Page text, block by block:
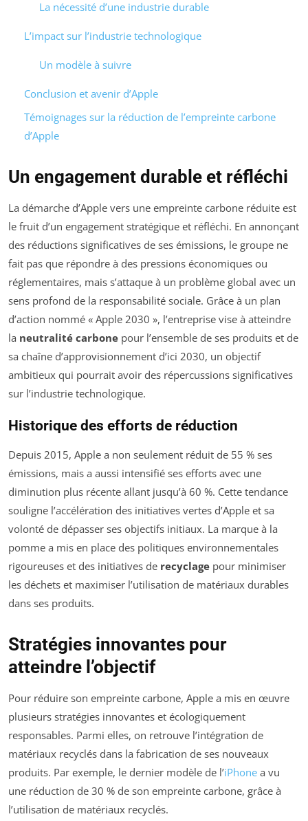
La nécessité d’une industrie durable
L’impact sur l’industrie technologique
Un modèle à suivre
Conclusion et avenir d’Apple
Témoignages sur la réduction de l’empreinte carbone
d’Apple
Un engagement durable et réfléchi
La démarche d’Apple vers une empreinte carbone réduite est
le fruit d’un engagement stratégique et réfléchi. En annonçant
des réductions significatives de ses émissions, le groupe ne
fait pas que répondre à des pressions économiques ou
réglementaires, mais s’attaque à un problème global avec un
sens profond de la responsabilité sociale. Grâce à un plan
d’action nommé « Apple 2030 », l’entreprise vise à atteindre
la neutralité carbone pour l’ensemble de ses produits et de
sa chaîne d’approvisionnement d’ici 2030, un objectif
ambitieux qui pourrait avoir des répercussions significatives
sur l’industrie technologique.
Historique des efforts de réduction
Depuis 2015, Apple a non seulement réduit de 55 % ses
émissions, mais a aussi intensifié ses efforts avec une
diminution plus récente allant jusqu’à 60 %. Cette tendance
souligne l’accélération des initiatives vertes d’Apple et sa
volonté de dépasser ses objectifs initiaux. La marque à la
pomme a mis en place des politiques environnementales
rigoureuses et des initiatives de recyclage pour minimiser
les déchets et maximiser l’utilisation de matériaux durables
dans ses produits.
Stratégies innovantes pour
atteindre l’objectif
Pour réduire son empreinte carbone, Apple a mis en œuvre
plusieurs stratégies innovantes et écologiquement
responsables. Parmi elles, on retrouve l’intégration de
matériaux recyclés dans la fabrication de ses nouveaux
produits. Par exemple, le dernier modèle de l’iPhone a vu
une réduction de 30 % de son empreinte carbone, grâce à
l’utilisation de matériaux recyclés.